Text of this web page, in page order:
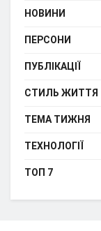
НОВИНИ
ПЕРСОНИ
ПУБЛІКАЦІЇ
СТИЛЬ ЖИТТЯ
ТЕМА ТИЖНЯ
ТЕХНОЛОГІЇ
ТОП 7